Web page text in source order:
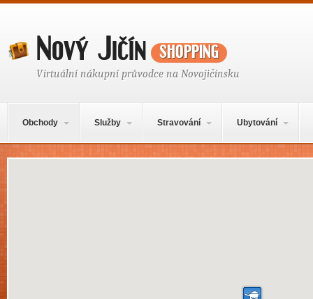
Nový Jičínshopping
Virtuální nákupní průvodce na Novojičínsku
Obchody Služby Stravování Ubytování
Mapa obsahu